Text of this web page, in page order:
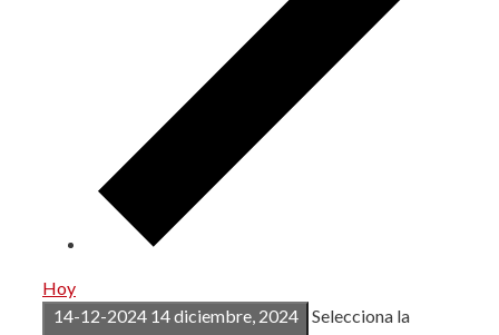
Hoy
14-12-2024 14 diciembre, 2024 Selecciona la